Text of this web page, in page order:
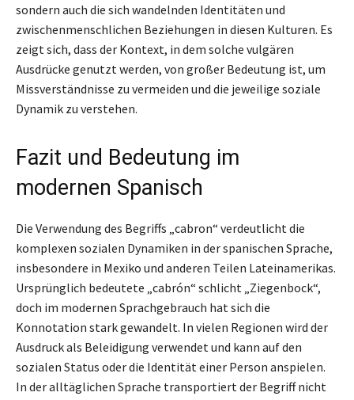
sondern auch die sich wandelnden Identitäten und
zwischenmenschlichen Beziehungen in diesen Kulturen. Es
zeigt sich, dass der Kontext, in dem solche vulgären
Ausdrücke genutzt werden, von großer Bedeutung ist, um
Missverständnisse zu vermeiden und die jeweilige soziale
Dynamik zu verstehen.
Fazit und Bedeutung im
modernen Spanisch
Die Verwendung des Begriffs „cabron“ verdeutlicht die
komplexen sozialen Dynamiken in der spanischen Sprache,
insbesondere in Mexiko und anderen Teilen Lateinamerikas.
Ursprünglich bedeutete „cabrón“ schlicht „Ziegenbock“,
doch im modernen Sprachgebrauch hat sich die
Konnotation stark gewandelt. In vielen Regionen wird der
Ausdruck als Beleidigung verwendet und kann auf den
sozialen Status oder die Identität einer Person anspielen.
In der alltäglichen Sprache transportiert der Begriff nicht